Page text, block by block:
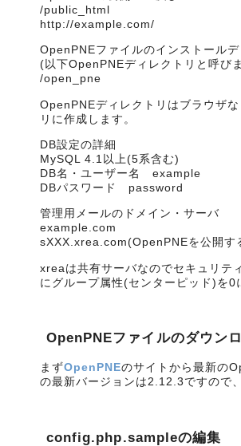
/public_html
http://example.com/
OpenPNEファイルのインストール
(以下OpenPNEディレクトリと呼び
/open_pne
OpenPNEディレクトリはブラウザ
リに作成します。
DB設定の詳細
MySQL 4.1以上(5系含む)
DB名・ユーザー名 example
DBパスワード password
管理用メールのドメイン・サーバ
example.com
sXXX.xrea.com(OpenPNEを公開す
xreaは共有サーバなのでセキュリテ
にグループ属性(センターピッド)を0
OpenPNEファイルのダウン
まずOpenPNEのサイトから最新の
の最新バージョンは2.12.3ですので
config.php.sampleの編集